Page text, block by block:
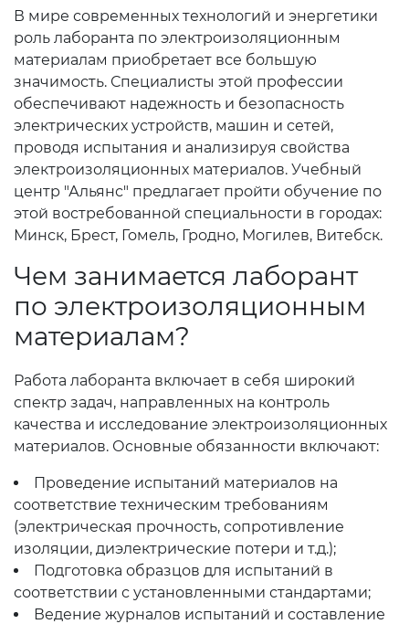
В мире современных технологий и энергетики
роль лаборанта по электроизоляционным
материалам приобретает все большую
значимость. Специалисты этой профессии
обеспечивают надежность и безопасность
электрических устройств, машин и сетей,
проводя испытания и анализируя свойства
электроизоляционных материалов. Учебный
центр "Альянс" предлагает пройти обучение по
этой востребованной специальности в городах:
Минск, Брест, Гомель, Гродно, Могилев, Витебск.
Чем занимается лаборант
по электроизоляционным
материалам?
Работа лаборанта включает в себя широкий
спектр задач, направленных на контроль
качества и исследование электроизоляционных
материалов. Основные обязанности включают:
Проведение испытаний материалов на
соответствие техническим требованиям
(электрическая прочность, сопротивление
изоляции, диэлектрические потери и т.д.);
Подготовка образцов для испытаний в
соответствии с установленными стандартами;
Ведение журналов испытаний и составление